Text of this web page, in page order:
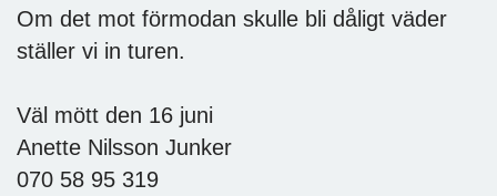
Om det mot förmodan skulle bli dåligt väder
ställer vi in turen.
Väl mött den 16 juni
Anette Nilsson Junker
070 58 95 319